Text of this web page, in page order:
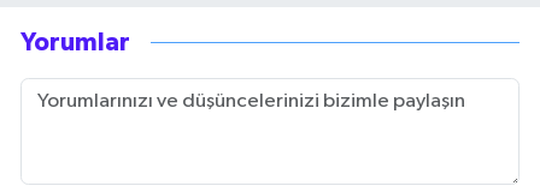
Yorumlar